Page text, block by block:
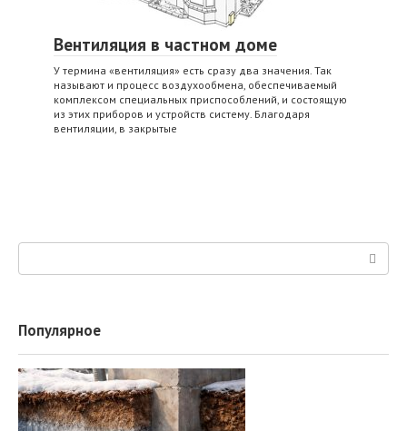
Вентиляция в частном доме
У термина «вентиляция» есть сразу два значения. Так
называют и процесс воздухообмена, обеспечиваемый
комплексом специальных приспособлений, и состоящую
из этих приборов и устройств систему. Благодаря
вентиляции, в закрытые
Поиск:
Популярное